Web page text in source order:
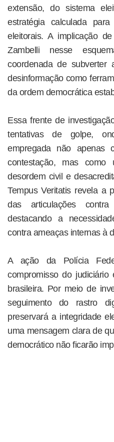
extensão, do sistema
estratégia calculada
eleitorais. A implicação
Zambelli nesse
coordenada de subverter
desinformação como
da ordem democrática
Essa frente de
tentativas de golpe,
empregada não apenas
contestação, mas
desordem civil e
Tempus Veritatis revela a
das articulações
destacando a
contra ameaças internas à
A ação da Polícia
compromisso do
brasileira. Por meio de
seguimento do rastro
preservará a integridade
uma mensagem clara de
democrático não ficarão